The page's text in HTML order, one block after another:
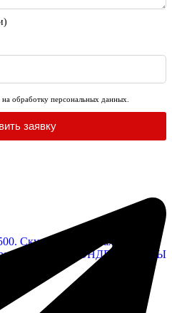
обработку персональных данных.
заявку